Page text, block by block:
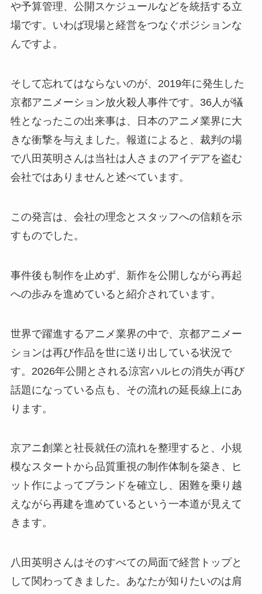
や予算管理、公開スケジュールなどを統括する立
場です。いわば現場と経営をつなぐポジションな
んですよ。
そして忘れてはならないのが、2019年に発生した
京都アニメーション放火殺人事件です。36人が犠
牲となったこの出来事は、日本のアニメ業界に大
きな衝撃を与えました。報道によると、裁判の場
で八田英明さんは当社は人さまのアイデアを盗む
会社ではありませんと述べています。
この発言は、会社の理念とスタッフへの信頼を示
すものでした。
事件後も制作を止めず、新作を公開しながら再起
への歩みを進めていると紹介されています。
世界で躍進するアニメ業界の中で、京都アニメー
ションは再び作品を世に送り出している状況で
す。2026年公開とされる涼宮ハルヒの消失が再び
話題になっている点も、その流れの延長線上にあ
ります。
京アニ創業と社長就任の流れを整理すると、小規
模なスタートから品質重視の制作体制を築き、ヒ
ット作によってブランドを確立し、困難を乗り越
えながら再建を進めているという一本道が見えて
きます。
八田英明さんはそのすべての局面で経営トップと
して関わってきました。あなたが知りたいのは肩